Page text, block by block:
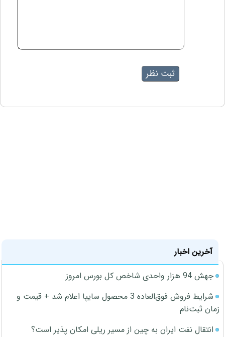
آخرین اخبار
جهش 94 هزار واحدی شاخص کل بورس امروز
شرایط فروش فوق‌العاده 3 محصول سایپا اعلام شد + قیمت و
زمان ثبت‌نام
انتقال نفت ایران به چین از مسیر ریلی امکان پذیر است؟